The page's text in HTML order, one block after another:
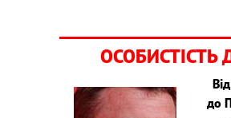
ОСОБИСТІСТЬ
до